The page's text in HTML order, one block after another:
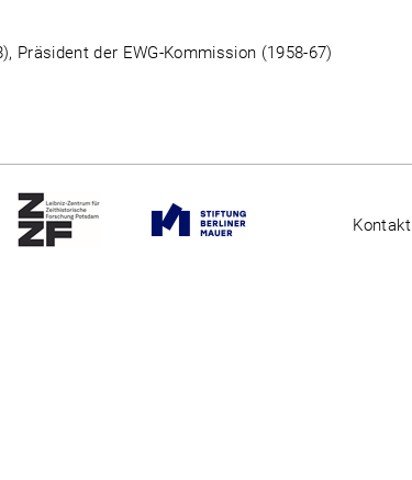
Präsident der EWG-Kommission (1958-67)
Kontakt